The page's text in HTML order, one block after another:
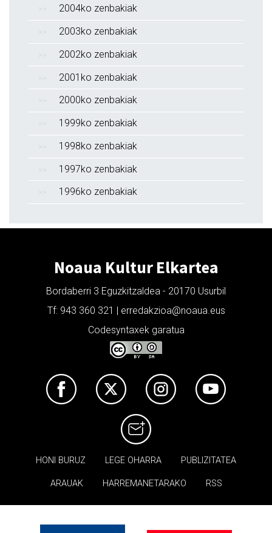
2004ko zenbakiak
2003ko zenbakiak
2002ko zenbakiak
2001ko zenbakiak
2000ko zenbakiak
1999ko zenbakiak
1998ko zenbakiak
1997ko zenbakiak
1996ko zenbakiak
Noaua Kultur Elkartea
Bordaberri 3 Eguzkitzaldea - 20170 Usurbil
Tf: 943 360 321 | erredakzioa@noaua.eus
Codesyntaxek garatua
HONI BURUZ LEGE OHARRA PUBLIZITATEA
ARAUAK HARREMANETARAKO RSS